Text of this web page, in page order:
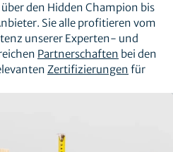
den Hidden Champion bis
Sie alle profitieren vom
unserer Experten- und
Partnerschaften bei den
Zertifizierungen für